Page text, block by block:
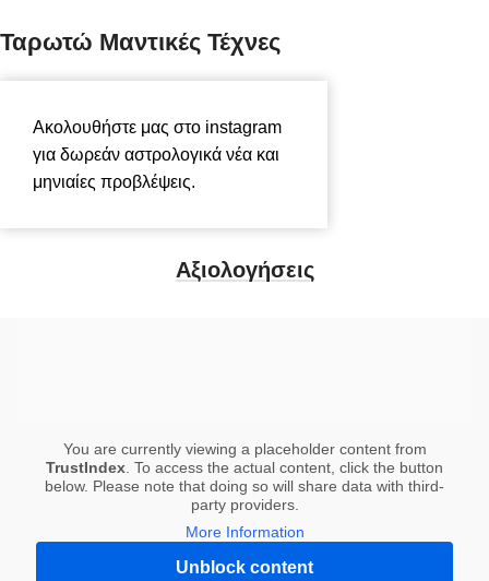
Ταρωτώ Μαντικές Τέχνες
Ακολουθήστε μας στο instagram
για δωρεάν αστρολογικά νέα και
μηνιαίες προβλέψεις.
Αξιολογήσεις
You are currently viewing a placeholder content from
TrustIndex . To access the actual content, click the button
below. Please note that doing so will share data with third-
party providers.
More Information
Unblock content